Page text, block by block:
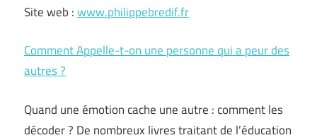
Site web :www.philippebredif.fr
Comment Appelle-t-on une personne qui a peur des
autres ?
Quand une émotion cache une autre : comment les
décoder ? De nombreux livres traitant de l’éducation